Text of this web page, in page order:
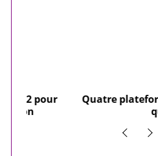
Quatre plateformes de
qui